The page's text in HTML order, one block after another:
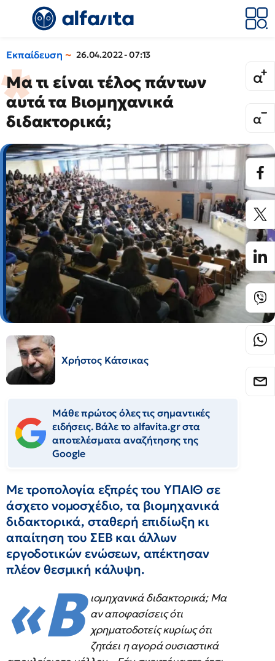
Εκπαίδευση 26.04.2022 - 07:13
Μα τι είναι τέλος πάντων
αυτά τα Βιομηχανικά
διδακτορικά;
Χρήστος Κάτσικας
Μάθε πρώτος όλες τις σημαντικές
ειδήσεις. Βάλε το alfavita.gr στα
αποτελέσματα αναζήτησης της
Google
Με τροπολογία εξπρές του ΥΠΑΙΘ σε
άσχετο νομοσχέδιο, τα βιομηχανικά
διδακτορικά, σταθερή επιδίωξη κι
απαίτηση του ΣΕΒ και άλλων
εργοδοτικών ενώσεων, απέκτησαν
πλέον θεσμική κάλυψη.
«Β ιομηχανικά διδακτορικά; Μα
αν αποφασίσεις ότι
χρηματοδοτείς κυρίως ότι
ζητάει η αγορά ουσιαστικά